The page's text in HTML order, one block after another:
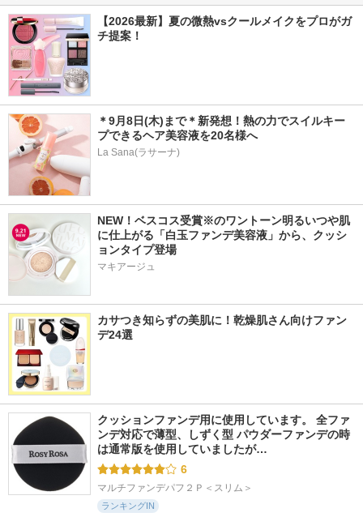
【2026最新】夏の微熱vsクールメイクをプロがガ
チ提案！
＊9月8日(木)まで＊新発想！熱の力でスイルキー
プできるヘア美容液を20名様へ
La Sana(ラサーナ)
NEW！ベスコス受賞※のワントーン明るいつや肌
に仕上がる「白玉ファンデ美容液」から、クッシ
ョンタイプ登場
マキアージュ
カサつき知らずの美肌に！乾燥肌さん向けファン
デ24選
クッションファンデ用に使用しています。 全ファ
ンデ対応で薄型、しずく型 パウダーファンデの時
は通常版を使用していましたが…
6
マルチファンデパフ２Ｐ＜スリム＞
ランキングIN